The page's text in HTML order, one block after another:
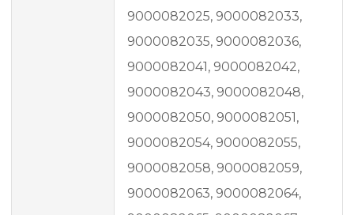
9000082025, 9000082033,
9000082035, 9000082036,
9000082041, 9000082042,
9000082043, 9000082048,
9000082050, 9000082051,
9000082054, 9000082055,
9000082058, 9000082059,
9000082063, 9000082064,